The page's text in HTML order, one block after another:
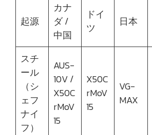
起源
カナ
ダ /
中国
ドイ
ツ
日本
スチ
ール
（シ
ェフ
ナイ
フ）
AUS-
10V /
X50C
rMoV
15
X50C
rMoV
15
VG-
MAX